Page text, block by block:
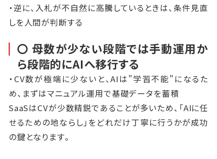
・逆に、入札が不自然に高騰しているときは、条件見直
しを人間が判断する
〇 母数が少ない段階では手動運用か
ら段階的にAIへ移行する
・CV数が極端に少ないと、AIは"学習不能"になるた
め、まずはマニュアル運用で基礎データを蓄積
SaaSはCVが少数精鋭であることが多いため、「AIに任
せるための地ならし」をどれだけ丁寧に行うかが成功
の鍵となります。